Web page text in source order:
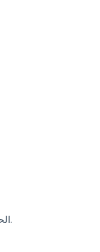
الحفظ: يُحفظ في مكان بارد ويُحفظ بعيدًا عن أشعة الشمس المباشرة.